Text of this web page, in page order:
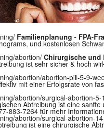
Familienplanung - FPA-
und kostenlosen
abortion/ Chirurgische und
ist sehr sicher & hoch
abortion/abortion-pill-5-9-
mit einer Erfolgsrate von
abortion/surgical-abortion-5-
Abtreibung ist eine
883-7264 für mehr
abortion/surgical-abortion-
ist eine chirurgische